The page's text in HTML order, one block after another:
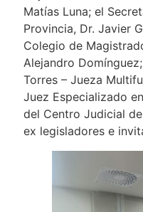
Matías Luna; el
Provincia, Dr. Javier
Colegio de
Alejandro
Torres – Jueza
Juez Especializado
del Centro Judicial
ex legisladores e